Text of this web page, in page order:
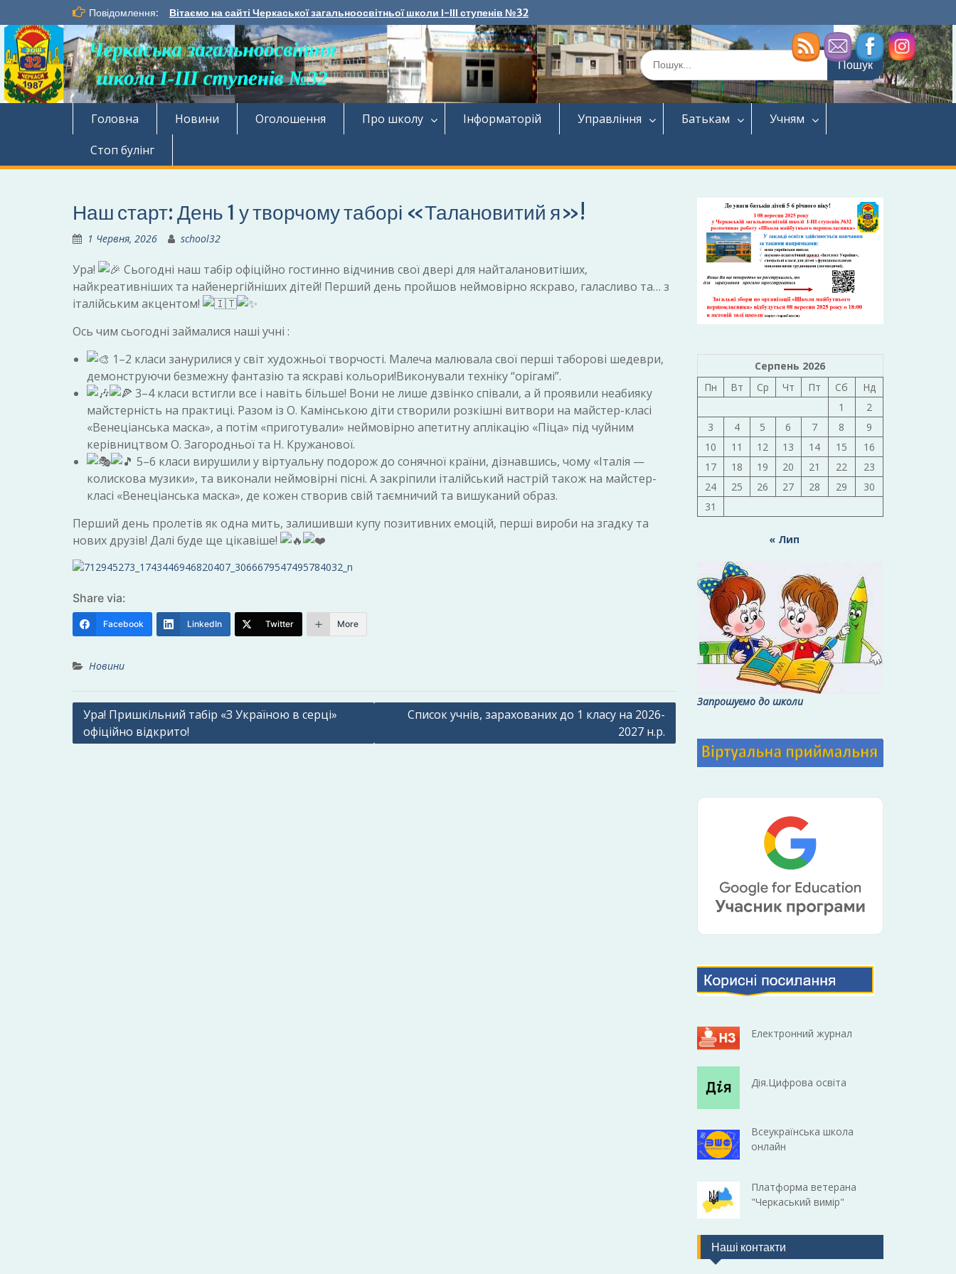
до
вмісту
Повідомлення: Вітаємо на сайті Черкаської загальноосвітньої школи І-ІІІ ступенів №32
Шукати:
Головна Новини Оголошення Про школу Інформаторій Управління Батькам
Учням
Стоп булінг
Наш старт: День 1 у творчому таборі «Талановитий я»!
1 Червня, 2026 school32
Ура!
Сьогодні наш табір офіційно гостинно відчинив свої двері для найталановитіших,
найкреативніших та найенергійніших дітей! Перший день пройшов неймовірно яскраво, галасливо та… з
італійським акцентом!
Ось чим сьогодні займалися наші учні :
1–2 класи занурилися у світ художньої творчості. Малеча малювала свої перші таборові шедеври,
демонструючи безмежну фантазію та яскраві кольори!Виконували техніку “орігамі”.
3–4 класи встигли все і навіть більше! Вони не лише дзвінко співали, а й проявили неабияку
майстерність на практиці. Разом із О. Камінською діти створили розкішні витвори на майстер-класі
«Венеціанська маска», а потім «приготували» неймовірно апетитну аплікацію «Піца» під чуйним
керівництвом О. Загородньої та Н. Кружанової.
5–6 класи вирушили у віртуальну подорож до сонячної країни, дізнавшись, чому «Італія —
колискова музики», та виконали неймовірні пісні. А закріпили італійський настрій також на майстер-
класі «Венеціанська маска», де кожен створив свій таємничий та вишуканий образ.
Перший день пролетів як одна мить, залишивши купу позитивних емоцій, перші вироби на згадку та
нових друзів! Далі буде ще цікавіше!
Share via:
Facebook LinkedIn Twitter More
Новини
Навігація
записів
Ура! Пришкільний табір «З Україною в серці»
офіційно відкрито!
Список учнів, зарахованих до 1 класу на 2026-
2027 н.р.
Серпень 2026
Пн
Вт Ср Чт Пт Сб
Нд
1
2
3
4 5 6 7 8
9
10
11 12 13 14 15
16
17
18 19 20 21 22
23
24
25 26 27 28 29
30
31
« Лип
Запрошуємо до школи
Електронний журнал
Дія.Цифрова освіта
Всеукраїнська школа
онлайн
Платформа ветерана
"Черкаський вимір"
Наші контакти